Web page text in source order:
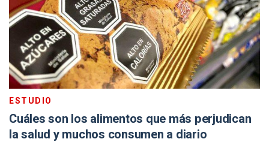
ESTUDIO
Cuáles son los alimentos que más perjudican
la salud y muchos consumen a diario